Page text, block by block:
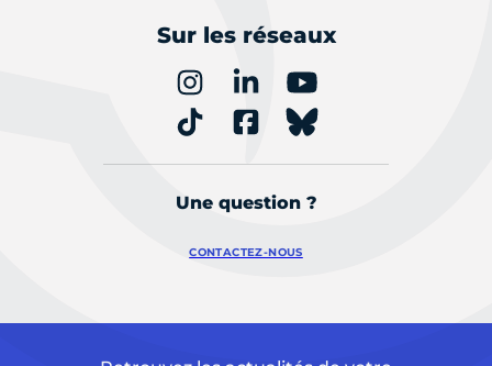
Sur les réseaux
Une question ?
CONTACTEZ-NOUS